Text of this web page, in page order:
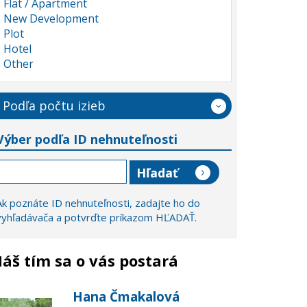
Flat / Apartment
New Development
Plot
Hotel
Other
Podľa počtu izieb
podľa ID nehnuteľnosti
poznáte ID nehnuteľnosti, zadajte ho do
a potvrďte príkazom HĽADAŤ.
tím sa o vás postará
Hana Čmakalová